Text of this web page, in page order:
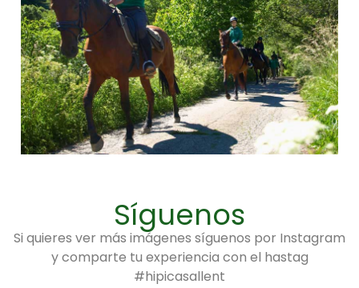
Síguenos
Si quieres ver más imágenes síguenos por Instagram
y comparte tu experiencia con el hastag
#hipicasallent